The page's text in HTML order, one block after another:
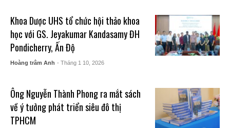
Khoa Dược UHS tổ chức hội thảo khoa
học với GS. Jeyakumar Kandasamy ĐH
Pondicherry, Ấn Độ
Hoàng trâm Anh - Tháng 1 10, 2026
Ông Nguyễn Thành Phong ra mắt sách
về ý tưởng phát triển siêu đô thị
TPHCM